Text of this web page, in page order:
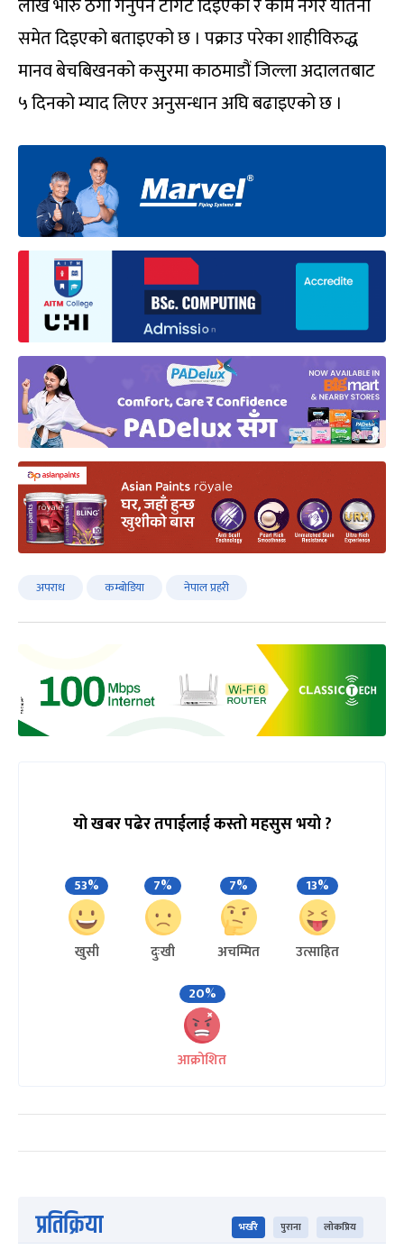
लाख भारु ठगी गर्नुपर्ने टार्गेट दिइएको र काम नगरे यातना
समेत दिइएको बताइएको छ । पक्राउ परेका शाहीविरुद्ध
मानव बेचबिखनको कसुुरमा काठमाडौं जिल्ला अदालतबाट
५ दिनको म्याद लिएर अनुसन्धान अघि बढाइएको छ ।
अपराध कम्बोडिया नेपाल प्रहरी
यो खबर पढेर तपाईलाई कस्तो महसुस भयो ?
53%
खुसी
7%
दुःखी
7%
अचम्मित
13%
उत्साहित
20%
आक्रोशित
प्रतिक्रिया भर्खरै पुराना लोकप्रिय